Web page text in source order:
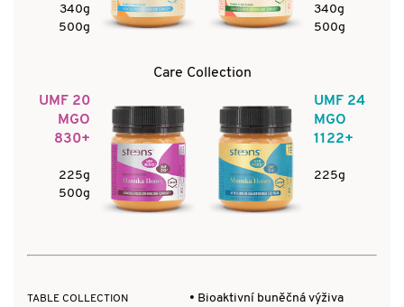
340g
500g
340g
500g
Care Collection
UMF 20
MGO
830+
225g
500g
UMF 24
MGO
1122+
225g
TABLE COLLECTION
• Bioaktivní buněčná výživa